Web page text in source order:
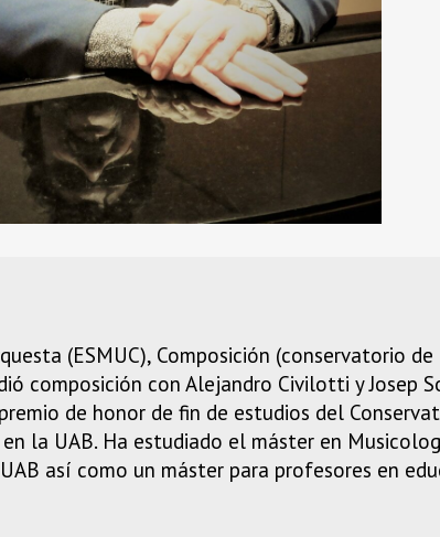
(ESMUC), Composición (conservatorio
composición con Alejandro Civilotti y Josep
de honor de fin de estudios del
la UAB. Ha estudiado el máster en
así como un máster para profesores en